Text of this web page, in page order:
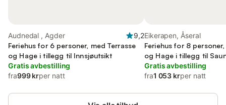
Audnedal , Agder
9,2
Feriehus for 6 personer, med Terrasse
og Hage i tillegg til Innsjøutsikt
Gratis avbestilling
fra999 krper natt
Eikerapen, Åseral
Feriehus for 8
og Hage i tillegg til
Gratis avbestilling
fra1 053 krper natt